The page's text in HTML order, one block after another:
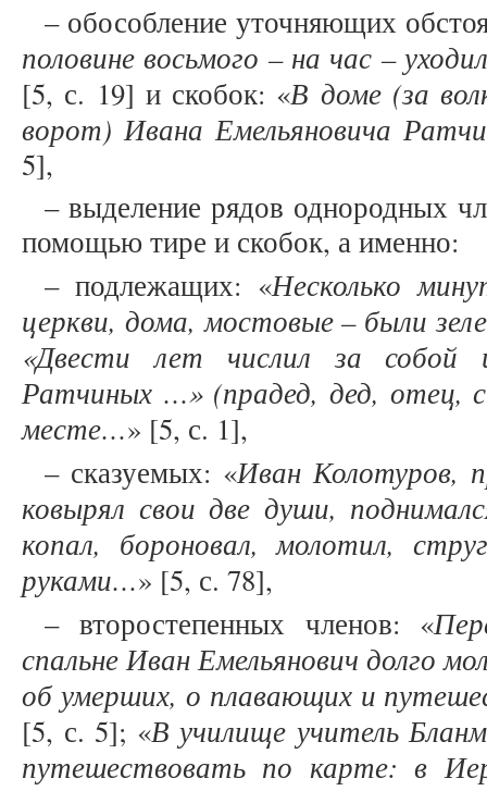
– обособление уточняющих
половине восьмого – на час –
[5, с. 19] и скобок: «В доме (за
ворот) Ивана Емельяновича
5],
– выделение рядов однородных
помощью тире и скобок, а именно:
– подлежащих: «Несколько
церкви, дома, мостовые – были
«Двести лет числил за собой
Ратчиных …» (прадед, дед, отец,
месте…» [5, с. 1],
– сказуемых: «Иван Колотуров,
ковырял свои две души,
копал, бороновал, молотил,
руками…» [5, с. 78],
– второстепенных членов: «
спальне Иван Емельянович долго
об умерших, о плавающих и
[5, с. 5]; «В училище учитель
путешествовать по карте: в